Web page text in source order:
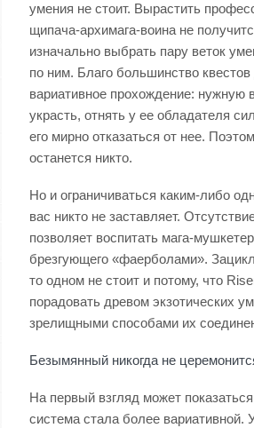
умения не стоит. Вырастить
щипача-архимага-воина не
изначально выбрать пару веток
по ним. Благо большинство
вариативное прохождение: нужную
украсть, отнять у ее обладателя
его мирно отказаться от нее.
останется никто.
Но и ограничиваться каким-либо
вас никто не заставляет.
позволяет воспитать мага-
брезгующего «фаерболами».
то одном не стоит и потому, что
порадовать древом экзотических
зрелищными способами их
Безымянный никогда не
На первый взгляд может
система стала более вариативной.